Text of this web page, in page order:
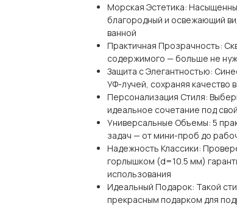
Морская Эстетика:
благородный и освежающий
ванной
Практичная Прозрачность:
содержимого — больше не
Защита с Элегантностью:
УФ-лучей, сохраняя качество
Персонализация Стиля:
идеальное сочетание под
Универсальные Объемы: 5
задач — от мини-проб до
Надежность Классики:
горлышком (d=10.5 мм)
использования
Идеальный Подарок: Такой
прекрасным подарком для